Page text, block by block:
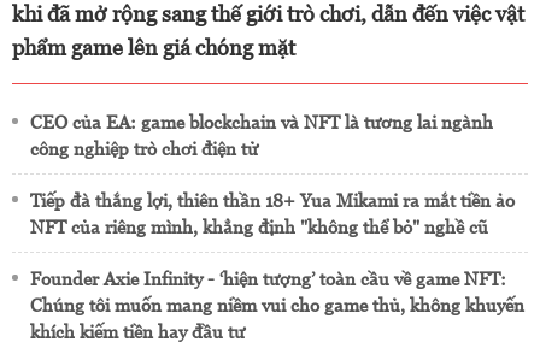
khi đã mở rộng sang thế giới trò chơi, dẫn đến việc vật
phẩm game lên giá chóng mặt
CEO của EA: game blockchain và NFT là tương lai ngành
công nghiệp trò chơi điện tử
Tiếp đà thắng lợi, thiên thần 18+ Yua Mikami ra mắt tiền ảo
NFT của riêng mình, khẳng định "không thể bỏ" nghề cũ
Founder Axie Infinity - ‘hiện tượng’ toàn cầu về game NFT:
Chúng tôi muốn mang niềm vui cho game thủ, không khuyến
khích kiếm tiền hay đầu tư